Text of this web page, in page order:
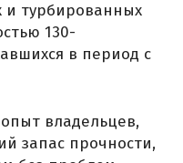
и турбированных
130-
в период с
владельцев,
запас прочности,